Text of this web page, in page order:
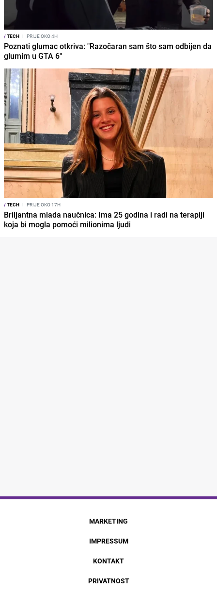
/TECH I PRIJE OKO 4H
Poznati glumac otkriva: "Razočaran sam što sam odbijen da
glumim u GTA 6"
/TECH I PRIJE OKO 17H
Briljantna mlada naučnica: Ima 25 godina i radi na terapiji
koja bi mogla pomoći milionima ljudi
MARKETING
IMPRESSUM
KONTAKT
PRIVATNOST